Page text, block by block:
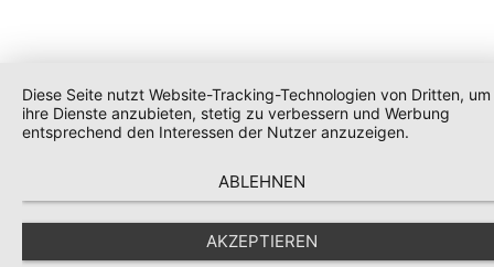
Diese Seite nutzt Website-Tracking-Technologien von Dritten, um
ihre Dienste anzubieten, stetig zu verbessern und Werbung
entsprechend den Interessen der Nutzer anzuzeigen.
ABLEHNEN
AKZEPTIEREN